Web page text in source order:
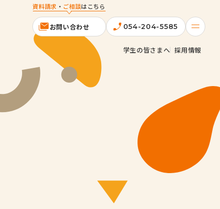
資料請求 ・ ご相談はこちら
お問い合わせ 054-204-5585
学生の皆さまへ 採用情報